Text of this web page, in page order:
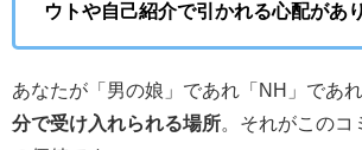
ウトや自己紹介で引かれる心配があ
あなたが「男の娘」であれ「NH」であれ
分で受け入れられる場所 。それがこの